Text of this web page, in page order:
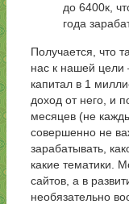
до 6400к,
года
Получается, что
нас к нашей
капитал в 1
доход от него, и
месяцев (не
совершенно не
зарабатывать,
какие тематики.
сайтов, а в
необязательно